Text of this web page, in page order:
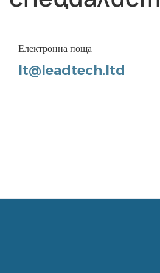
Електронна поща
lt@leadtech.ltd